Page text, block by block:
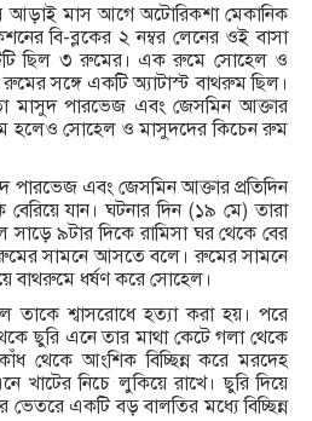
আড়াই মাস আগে অটোরিকশা মেকানিক
বি-ব্লকের ২ নম্বর লেনের ওই বাসা
ছিল ৩ রুমের। এক রুমে সোহেল ও
রুমের সঙ্গে একটি অ্যাটাস্ট বাথরুম ছিল।
পারভেজ এবং জেসমিন আক্তার
হলেও সোহেল ও মাসুদদের কিচেন রুম
পারভেজ এবং জেসমিন আক্তার প্রতিদিন
যান। ঘটনার দিন (১৯ মে) তারা
সাড়ে ৯টার দিকে রামিসা ঘর থেকে বের
সামনে আসতে বলে। রুমের সামনে
বাথরুমে ধর্ষণ করে সোহেল।
তাকে শ্বাসরোধে হত্যা করা হয়। পরে
ছুরি এনে তার মাথা কেটে গলা থেকে
থেকে আংশিক বিচ্ছিন্ন করে মরদেহ
খাটের নিচে লুকিয়ে রাখে। ছুরি দিয়ে
ভেতরে একটি বড় বালতির মধ্যে বিচ্ছিন্ন